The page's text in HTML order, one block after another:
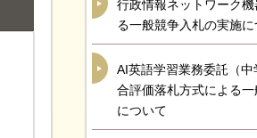
行政情報ネットワーク
る一般競争入札の実施に
AI英語学習業務委託（
合評価落札方式による
について